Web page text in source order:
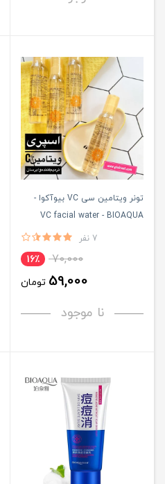
تونر ویتامین سی VC بیوآکوا -
VC facial water - BIOAQUA
7 نفر
70,000 16٪
59,000 تومان
نا موجود